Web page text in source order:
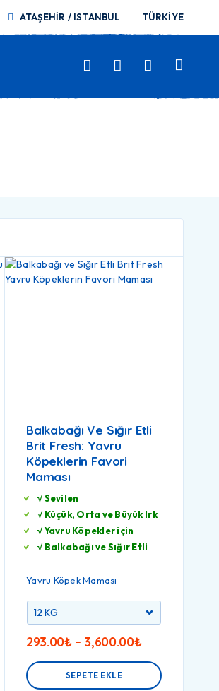
ATAŞEHİR / ISTANBUL TÜRKİYE
Balkabağı Ve Sığır Etli
Brit Fresh: Yavru
Köpeklerin Favori
Maması
√ Sevilen
√ Küçük, Orta ve Büyük Irk
√ Yavru Köpekler için
√ Balkabağı ve Sığır Etli
Yavru Köpek Maması
293.00₺– 3,600.00₺
SEPETE EKLE